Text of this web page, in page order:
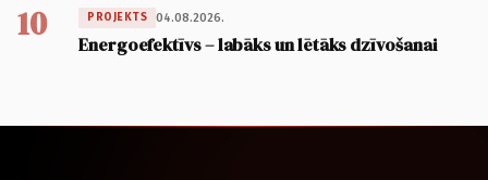
10 PROJEKTS 04.08.2026.
Energoefektīvs – labāks un lētāks dzīvošanai